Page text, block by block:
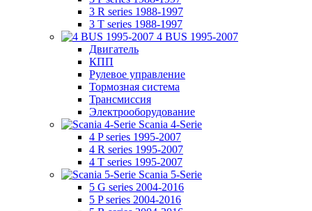
3 R series 1988-1997
3 T series 1988-1997
4 BUS 1995-2007
Двигатель
КПП
Рулевое управление
Тормозная система
Трансмиссия
Электрооборудование
Scania 4-Serie
4 P series 1995-2007
4 R series 1995-2007
4 T series 1995-2007
Scania 5-Serie
5 G series 2004-2016
5 P series 2004-2016